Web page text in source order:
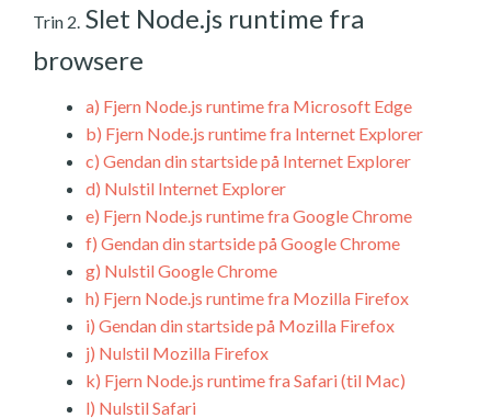
Trin 2. Slet Node.js runtime fra
browsere
a) Fjern Node.js runtime fra Microsoft Edge
b) Fjern Node.js runtime fra Internet Explorer
c) Gendan din startside på Internet Explorer
d) Nulstil Internet Explorer
e) Fjern Node.js runtime fra Google Chrome
f) Gendan din startside på Google Chrome
g) Nulstil Google Chrome
h) Fjern Node.js runtime fra Mozilla Firefox
i) Gendan din startside på Mozilla Firefox
j) Nulstil Mozilla Firefox
k) Fjern Node.js runtime fra Safari (til Mac)
l) Nulstil Safari